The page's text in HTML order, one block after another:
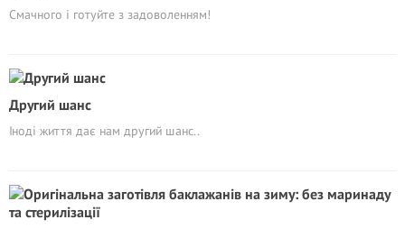
Смачного і готуйте з задоволенням!
Другий шанс
Іноді життя дає нам другий шанс..